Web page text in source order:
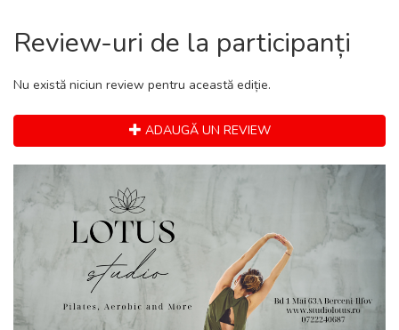
Review-uri de la participanți
Nu există niciun review pentru această ediție.
ADAUGĂ UN REVIEW